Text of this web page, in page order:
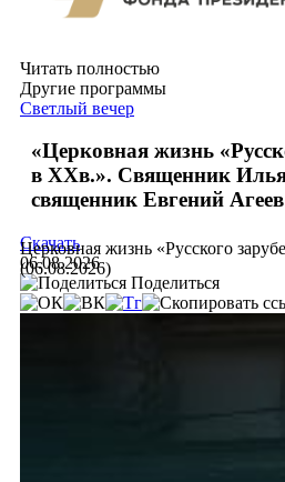
Читать полностью
Другие программы
Светлый вечер
«Церковная жизнь
в ХХв.». Священник
священник Евгений Агеев
Церковная жизнь «Русского
(06.08.2026)
Скачать
06.08.2026
Поделиться